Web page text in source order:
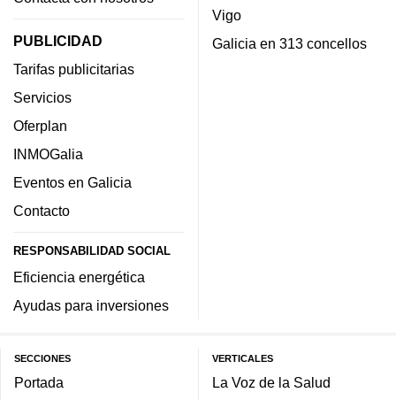
PUBLICIDAD
Tarifas publicitarias
Servicios
Oferplan
INMOGalia
Eventos en Galicia
Contacto
RESPONSABILIDAD SOCIAL
Eficiencia energética
Ayudas para inversiones
Vigo
Galicia en 313 concellos
SECCIONES
Portada
VERTICALES
La Voz de la Salud